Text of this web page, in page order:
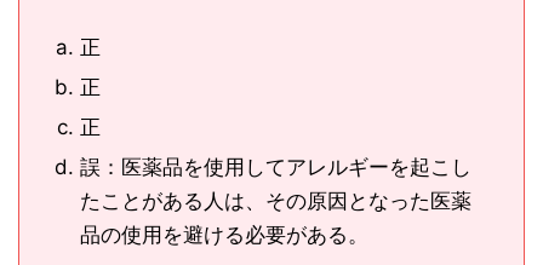
正
正
正
誤：医薬品を使用してアレルギーを起こし
たことがある人は、その原因となった医薬
品の使用を避ける必要がある。